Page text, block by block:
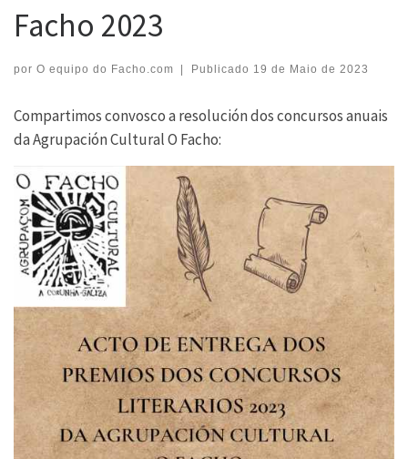
Facho 2023
por O equipo do Facho.com Publicado 19 de Maio de 2023
Compartimos convosco a resolución dos concursos anuais
da Agrupación Cultural O Facho: